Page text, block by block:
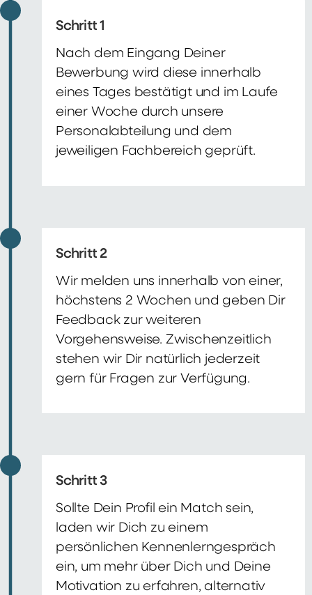
Schritt 1
Nach dem Eingang Deiner
Bewerbung wird diese innerhalb
eines Tages bestätigt und im Laufe
einer Woche durch unsere
Personalabteilung und dem
jeweiligen Fachbereich geprüft.
Schritt 2
Wir melden uns innerhalb von einer,
höchstens 2 Wochen und geben Dir
Feedback zur weiteren
Vorgehensweise. Zwischenzeitlich
stehen wir Dir natürlich jederzeit
gern für Fragen zur Verfügung.
Schritt 3
Sollte Dein Profil ein Match sein,
laden wir Dich zu einem
persönlichen Kennenlerngespräch
ein, um mehr über Dich und Deine
Motivation zu erfahren, alternativ